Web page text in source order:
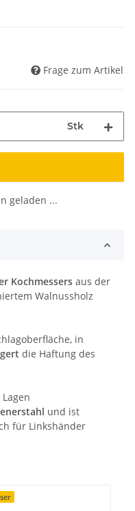
Frage zum Artikel
Stk
geladen ...
Kochmessers aus der
Walnussholz
in
die Haftung des
und ist
für Linkshänder